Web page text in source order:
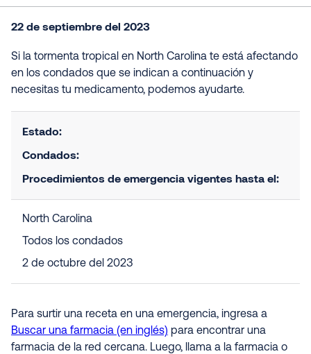
22 de septiembre del 2023
Si la tormenta tropical en North Carolina te está afectando
en los condados que se indican a continuación y
necesitas tu medicamento, podemos ayudarte.
Estado:
Condados:
Procedimientos de emergencia vigentes hasta el:
North Carolina
Todos los condados
2 de octubre del 2023
Para surtir una receta en una emergencia, ingresa a
Buscar una farmacia (en inglés) para encontrar una
farmacia de la red cercana. Luego, llama a la farmacia o